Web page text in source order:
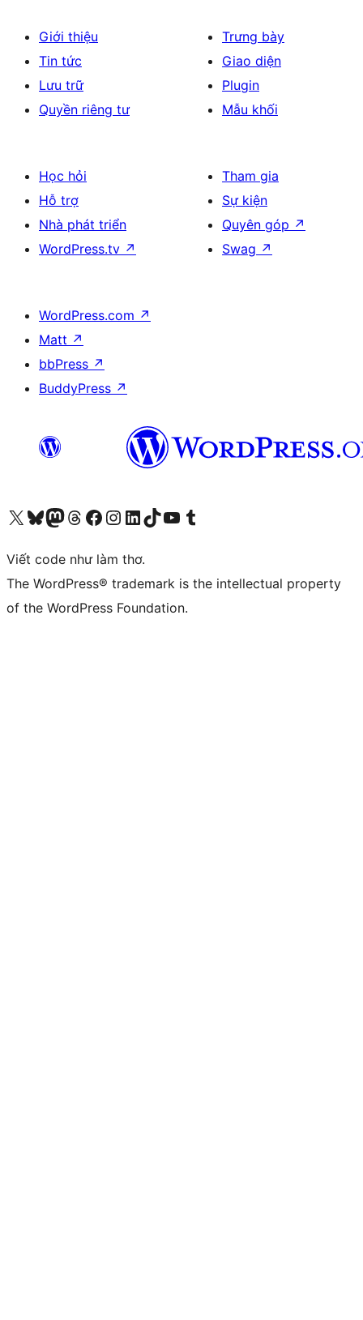
Giới thiệu
Tin tức
Lưu trữ
Quyền riêng tư
Trưng bày
Giao diện
Plugin
Mẫu khối
Học hỏi
Hỗ trợ
Nhà phát triển
WordPress.tv ↗
Tham gia
Sự kiện
Quyên góp ↗
Swag ↗
WordPress.com ↗
Matt ↗
bbPress ↗
BuddyPress ↗
Truy cập tài khoản X (trước đây là Twitter) của chúng tôiVisit our Bluesky account
Visit our Mastodon account
Visit our Threads account
Xem trang Facebook của chúng tôiTruy cập tài khoản Instagram của chúng tôiTruy cập tài khoản LinkedIn của chúng tôiVisit our TikTok account
Truy cập kênh YouTube của chúng tôi Visit our Tumblr account
Viết code như làm thơ.
The WordPress® trademark is the intellectual property
of the WordPress Foundation.